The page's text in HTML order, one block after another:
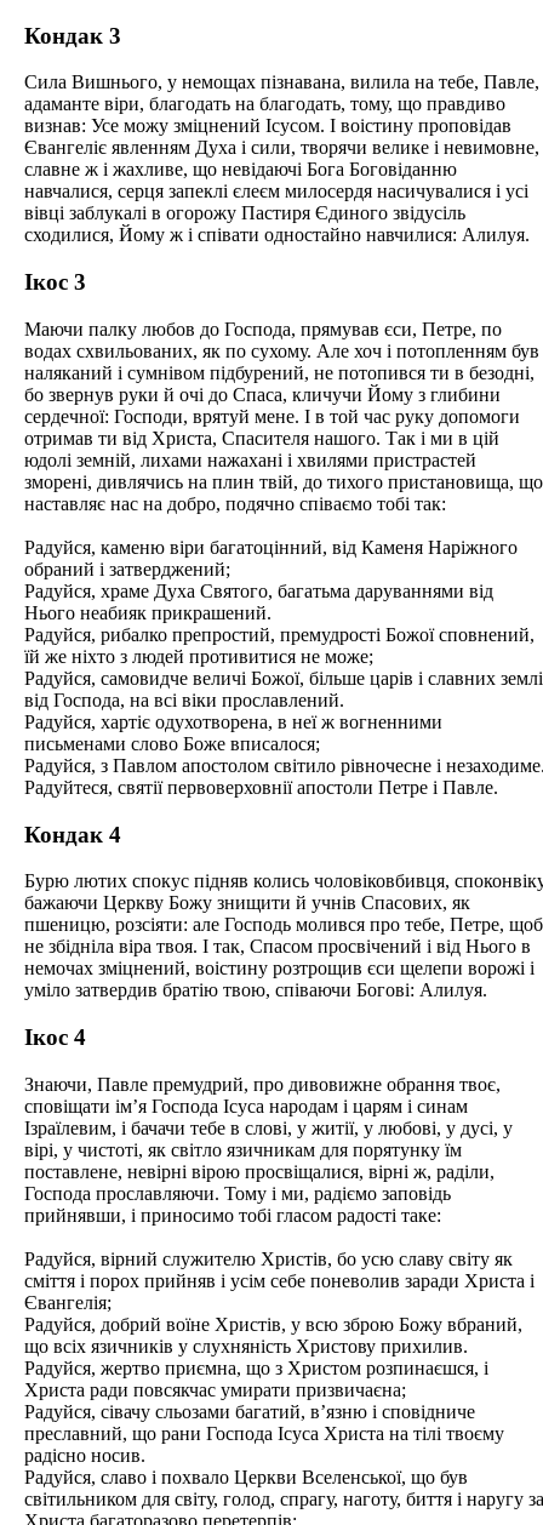
Кондак 3
Сила Вишнього, у немощах пізнавана, вилила на тебе, Павле,
адаманте віри, благодать на благодать, тому, що правдиво
визнав: Усе можу зміцнений Ісусом. І воістину проповідав
Євангеліє явленням Духа і сили, творячи велике і невимовне,
славне ж і жахливе, що невідаючі Бога Боговіданню
навчалися, серця запеклі єлеєм милосердя насичувалися і усі
вівці заблукалі в огорожу Пастиря Єдиного звідусіль
сходилися, Йому ж і співати одностайно навчилися: Алилуя.
Ікос 3
Маючи палку любов до Господа, прямував єси, Петре, по
водах схвильованих, як по сухому. Але хоч і потопленням був
наляканий і сумнівом підбурений, не потопився ти в безодні,
бо звернув руки й очі до Спаса, кличучи Йому з глибини
сердечної: Господи, врятуй мене. І в той час руку допомоги
отримав ти від Христа, Спасителя нашого. Так і ми в цій
юдолі земній, лихами нажахані і хвилями пристрастей
зморені, дивлячись на плин твій, до тихого пристановища, що
наставляє нас на добро, подячно співаємо тобі так:
Радуйся, каменю віри багатоцінний, від Каменя Наріжного
обраний і затверджений;
Радуйся, храме Духа Святого, багатьма даруваннями від
Нього неабияк прикрашений.
Радуйся, рибалко препростий, премудрості Божої сповнений,
їй же ніхто з людей противитися не може;
Радуйся, самовидче величі Божої, більше царів і славних
від Господа, на всі віки прославлений.
Радуйся, хартіє одухотворена, в неї ж вогненними
письменами слово Боже вписалося;
Радуйся, з Павлом апостолом світило рівночесне і
Радуйтеся, святії первоверховнії апостоли Петре і Павле.
Кондак 4
Бурю лютих спокус підняв колись чоловіковбивця,
бажаючи Церкву Божу знищити й учнів Спасових, як
пшеницю, розсіяти: але Господь молився про тебе, Петре, щоб
не збідніла віра твоя. І так, Спасом просвічений і від Нього в
немочах зміцнений, воістину розтрощив єси щелепи ворожі і
уміло затвердив братію твою, співаючи Богові: Алилуя.
Ікос 4
Знаючи, Павле премудрий, про дивовижне обрання твоє,
сповіщати ім’я Господа Ісуса народам і царям і синам
Ізраїлевим, і бачачи тебе в слові, у житії, у любові, у дусі, у
вірі, у чистоті, як світло язичникам для порятунку їм
поставлене, невірні вірою просвіщалися, вірні ж, раділи,
Господа прославляючи. Тому і ми, радіємо заповідь
прийнявши, і приносимо тобі гласом радості таке:
Радуйся, вірний служителю Христів, бо усю славу світу як
сміття і порох прийняв і усім себе поневолив заради Христа і
Євангелія;
Радуйся, добрий воїне Христів, у всю зброю Божу вбраний,
що всіх язичників у слухняність Христову прихилив.
Радуйся, жертво приємна, що з Христом розпинаєшся, і
Христа ради повсякчас умирати призвичаєна;
Радуйся, сівачу сльозами багатий, в’язню і сповідниче
преславний, що рани Господа Ісуса Христа на тілі твоєму
радісно носив.
Радуйся, славо і похвало Церкви Вселенської, що був
світильником для світу, голод, спрагу, наготу, биття і наругу за
Христа багаторазово перетерпів;